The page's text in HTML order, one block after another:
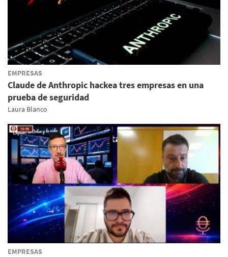
EMPRESAS
Claude de Anthropic hackea tres empresas en una
prueba de seguridad
Laura Blanco
EMPRESAS